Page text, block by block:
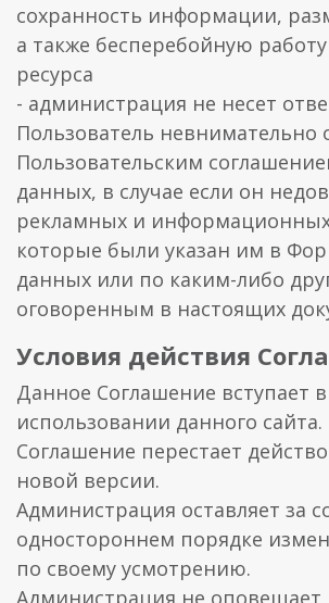
сохранность информации,
а также бесперебойную
ресурса
- администрация не несет
Пользователь невнимательно
Пользовательским
данных, в случае если он
рекламных и
которые были указан им в
данных или по каким-либо
оговоренным в настоящих
Условия действия
Данное Соглашение вступает
использовании данного сайта.
Соглашение перестает
новой версии.
Администрация оставляет за
одностороннем порядке
по своему усмотрению.
Администрация не оповещает